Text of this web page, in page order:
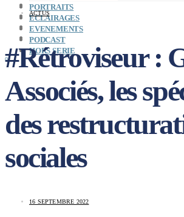
MAYDAY JOB
CARTE DE FRANCE
NOS SOLUTIONS
CONNEXION
0
PORTRAITS
ECLAIRAGES
EVENEMENTS
PODCAST
HORS SERIE
ACTUS
#Rétroviseur :
Associés, les
des
sociales
16 SEPTEMBRE 2022